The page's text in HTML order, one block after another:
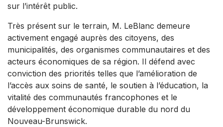
sur l’intérêt public.
Très présent sur le terrain, M. LeBlanc demeure
activement engagé auprès des citoyens, des
municipalités, des organismes communautaires et des
acteurs économiques de sa région. Il défend avec
conviction des priorités telles que l’amélioration de
l’accès aux soins de santé, le soutien à l’éducation, la
vitalité des communautés francophones et le
développement économique durable du nord du
Nouveau-Brunswick.